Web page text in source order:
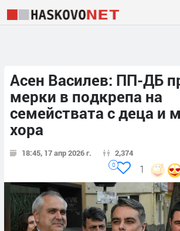
Асен Василев: ПП-ДБ
мерки в подкрепа на
семействата с деца и
хора
18:45, 17 апр 2026 г. 2,374
1
0